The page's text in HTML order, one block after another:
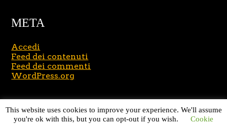
META
Accedi
Feed dei contenuti
Feed dei commenti
WordPress.org
Copyright © 2026 Massimo Brusasco
. All Rights
Reserved.Journal Lite by Slocum Studio
This website uses cookies to improve your experience. We'll assume
you're ok with this, but you can opt-out if you wish.
Cookie